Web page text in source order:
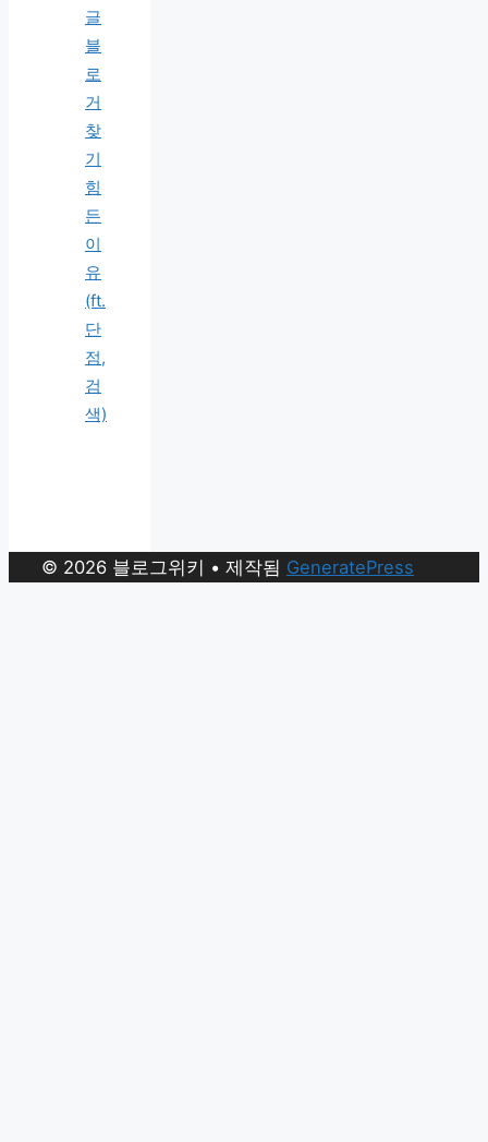
글
블
로
거
찾
기
힘
든
이
유
(ft.
단
점,
검
색)
© 2026 블로그위키 • 제작됨 GeneratePress